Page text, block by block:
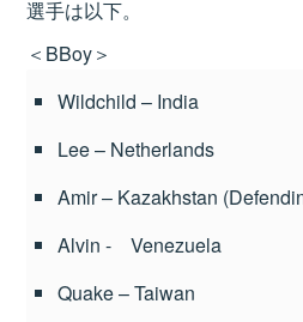
選手は以下。
＜BBoy＞
Wildchild – India
Lee – Netherlands
Amir – Kazakhstan
Alvin - Venezuela
Quake – Taiwan